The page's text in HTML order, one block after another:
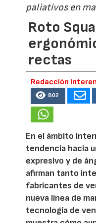
paliativos en
Roto
rectas
Redacción
802
En el ámbito
tendencia hacia
expresivo y de
afirman tanto
fabricantes de
nueva línea de
tecnología de